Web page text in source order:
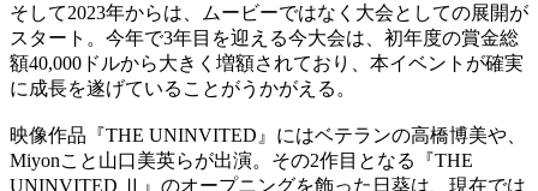
そして2023年からは、ムービーではなく大会としての展開が
スタート。今年で3年目を迎える今大会は、初年度の賞金総
額40,000ドルから大きく増額されており、本イベントが確実
に成長を遂げていることがうかがえる。
映像作品『THE UNINVITED』にはベテランの高橋博美や、
Miyonこと山口美英らが出演。その2作目となる『THE
UNINVITED Ⅱ』のオープニングを飾った日葵は、現在では